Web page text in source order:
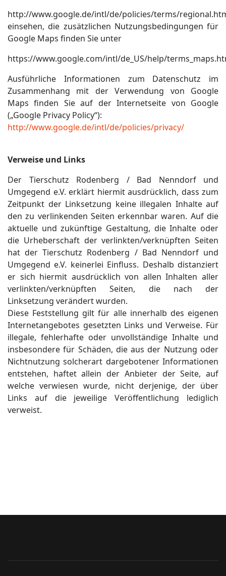
http://www.google.de/intl/de/policies/terms/
einsehen, die zusätzlichen Nutzungsbedingungen für
Google Maps finden Sie unter
https://www.google.com/intl/de_US/help/
Ausführliche Informationen zum Datenschutz im
Zusammenhang mit der Verwendung von Google
Maps finden Sie auf der Internetseite von Google
(„Google Privacy Policy“):
http://www.google.de/intl/de/policies/privacy/
Verweise und Links
Der Tierschutz Rodenberg / Bad Nenndorf und
Umgegend e.V. erklärt hiermit ausdrücklich, dass zum
Zeitpunkt der Linksetzung keine illegalen Inhalte auf
den zu verlinkenden Seiten erkennbar waren. Auf die
aktuelle und zukünftige Gestaltung, die Inhalte oder
die Urheberschaft der verlinkten/verknüpften Seiten
hat der Tierschutz Rodenberg / Bad Nenndorf und
Umgegend e.V. keinerlei Einfluss. Deshalb distanziert
er sich hiermit ausdrücklich von allen Inhalten aller
verlinkten/verknüpften Seiten, die nach der
Linksetzung verändert wurden.
Diese Feststellung gilt für alle innerhalb des eigenen
Internetangebotes gesetzten Links und Verweise. Für
illegale, fehlerhafte oder unvollständige Inhalte und
insbesondere für Schäden, die aus der Nutzung oder
Nichtnutzung solcherart dargebotener Informationen
entstehen, haftet allein der Anbieter der Seite, auf
welche verwiesen wurde, nicht derjenige, der über
Links auf die jeweilige Veröffentlichung lediglich
verweist.